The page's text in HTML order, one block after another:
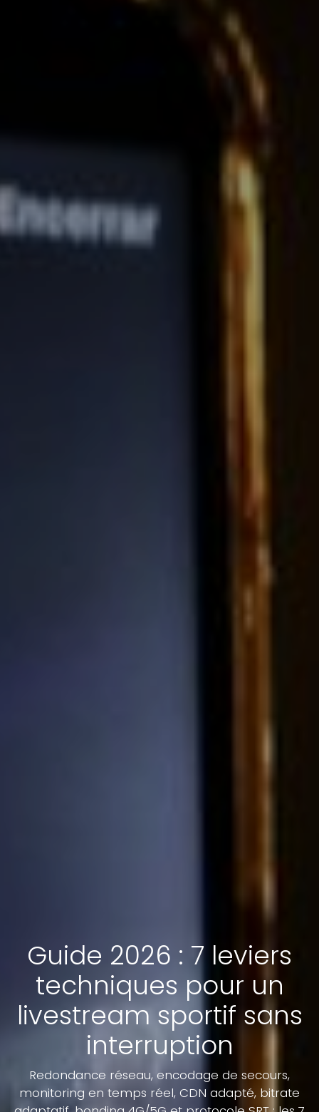
Guide 2026 : 7 leviers
techniques pour un
livestream sportif sans
interruption
Redondance réseau, encodage de secours,
monitoring en temps réel, CDN adapté, bitrate